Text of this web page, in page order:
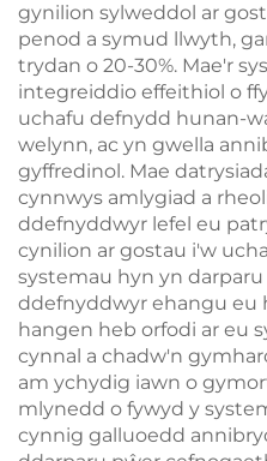
gynilion sylweddol ar
penod a symud llwyth,
trydan o 20-30%. Mae'r
integreiddio effeithiol o
uchafu defnydd hunan-
welynn, ac yn gwella
gyffredinol. Mae
cynnwys amlygiad a
ddefnyddwyr lefel eu
cynilion ar gostau i'w
systemau hyn yn
ddefnyddwyr ehangu eu
hangen heb orfodi ar eu
cynnal a chadw'n
am ychydig iawn o
mlynedd o fywyd y
cynnig galluoedd